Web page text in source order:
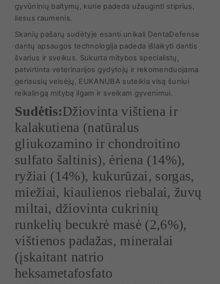
gyvūninių baltymų, kurie padeda užauginti stiprius,
liesus raumenis.
Skanių pašarų sudėtyje esanti unikali DentaDefense
dantų apsaugos technologija padeda išlaikyti dantis
švarius ir sveikus. Sukurta mitybos specialistų,
patvirtinta veterinarijos gydytojų ir rekomenduojama
geriausių veisėjų, EUKANUBA suteikia visą šuniui
reikalingą mitybą ilgam ir sveikam gyvenimui.
Sudėtis:Džiovinta vištiena ir
kalakutiena (natūralus
gliukozamino ir chondroitino
sulfato šaltinis), ėriena (14%),
ryžiai (14%), kukurūzai, sorgas,
miežiai, kiaulienos riebalai, žuvų
miltai, džiovinta cukrinių
runkelių becukrė masė (2,6%),
vištienos padažas, mineralai
(įskaitant natrio
heksametafosfato